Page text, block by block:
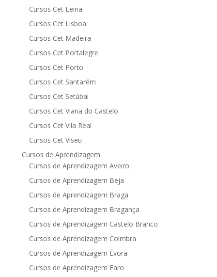
Cursos Cet Leiria
Cursos Cet Lisboa
Cursos Cet Madeira
Cursos Cet Portalegre
Cursos Cet Porto
Cursos Cet Santarém
Cursos Cet Setúbal
Cursos Cet Viana do Castelo
Cursos Cet Vila Real
Cursos Cet Viseu
Cursos de Aprendizagem
Cursos de Aprendizagem Aveiro
Cursos de Aprendizagem Beja
Cursos de Aprendizagem Braga
Cursos de Aprendizagem Bragança
Cursos de Aprendizagem Castelo Branco
Cursos de Aprendizagem Coimbra
Cursos de Aprendizagem Évora
Cursos de Aprendizagem Faro